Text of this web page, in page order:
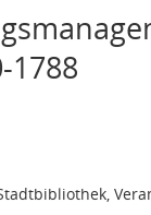
1788